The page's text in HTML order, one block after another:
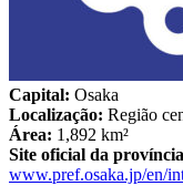
Capital: Osaka
Localização: Região
Área: 1,892 km²
Site oficial da
www.pref.osaka.jp/en/